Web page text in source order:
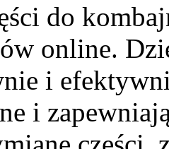
do
online.
i
i